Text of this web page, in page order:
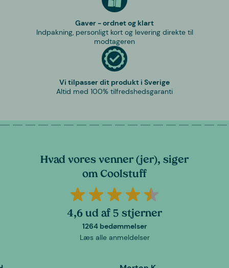
Gaver - ordnet og klart
Indpakning, personligt kort og levering direkte til
modtageren
Vi tilpasser dit produkt i Sverige
Altid med 100% tilfredshedsgaranti
Hvad vores venner (jer), siger
om Coolstuff
4,6 ud af 5 stjerner
1264 bedømmelser
Læs alle anmeldelser